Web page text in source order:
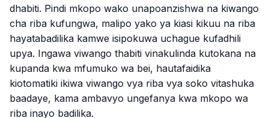
dhabiti. Pindi mkopo wako unapoanzishwa na kiwango
cha riba kufungwa, malipo yako ya kiasi kikuu na riba
hayatabadilika kamwe isipokuwa uchague kufadhili
upya. Ingawa viwango thabiti vinakulinda kutokana na
kupanda kwa mfumuko wa bei, hautafaidika
kiotomatiki ikiwa viwango vya riba vya soko vitashuka
baadaye, kama ambavyo ungefanya kwa mkopo wa
riba inayo badilika.